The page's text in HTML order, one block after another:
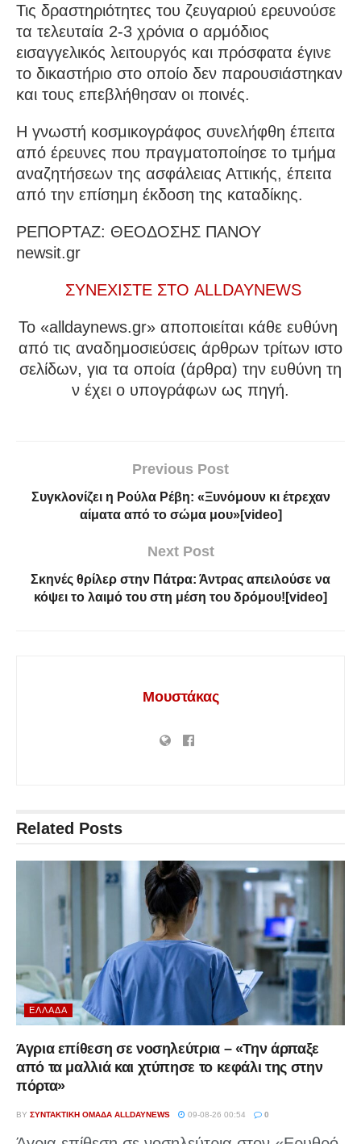
Τις δραστηριότητες του ζευγαριού ερευνούσε
τα τελευταία 2-3 χρόνια ο αρμόδιος
εισαγγελικός λειτουργός και πρόσφατα έγινε
το δικαστήριο στο οποίο δεν παρουσιάστηκαν
και τους επεβλήθησαν οι ποινές.
Η γνωστή κοσμικογράφος συνελήφθη έπειτα
από έρευνες που πραγματοποίησε το τμήμα
αναζητήσεων της ασφάλειας Αττικής, έπειτα
από την επίσημη έκδοση της καταδίκης.
ΡΕΠΟΡΤΑΖ: ΘΕΟΔΟΣΗΣ ΠΑΝΟΥ
newsit.gr
ΣΥΝΕΧΙΣΤΕ ΣΤΟ ALLDAYNEWS
To «alldaynews.gr» αποποιείται κάθε ευθύνη
από τις αναδημοσιεύσεις άρθρων τρίτων ιστο
σελίδων, για τα οποία (άρθρα) την ευθύνη τη
ν έχει ο υπογράφων ως πηγή.
Previous Post
Συγκλονίζει η Ρούλα Ρέβη: «Ξυνόμουν κι έτρεχαν
αίματα από το σώμα μου»[video]
Next Post
Σκηνές θρίλερ στην Πάτρα: Άντρας απειλούσε να
κόψει το λαιμό του στη μέση του δρόμου![video]
Μουστάκας
Related Posts
ΕΛΛΆΔΑ
Άγρια επίθεση σε νοσηλεύτρια – «Την άρπαξε
από τα μαλλιά και χτύπησε το κεφάλι της στην
πόρτα»
BY ΣΥΝΤΑΚΤΙΚΉ ΟΜΆΔΑ ALLDAYNEWS 09-08-26 00:54 0